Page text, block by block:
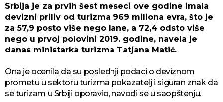
Srbija je za prvih šest meseci ove godine imala
devizni priliv od turizma 969 miliona evra, što je
za 57,9 posto više nego lane, a 72,4 odsto više
nego u prvoj polovini 2019. godine, navela je
danas ministarka turizma Tatjana Matić.
Ona je ocenila da su poslednji podaci o deviznom
prometu u sektoru turizma pokazatelj i siguran znak da
se turizam u Srbiji oporavio, navodi se u saopštenju.